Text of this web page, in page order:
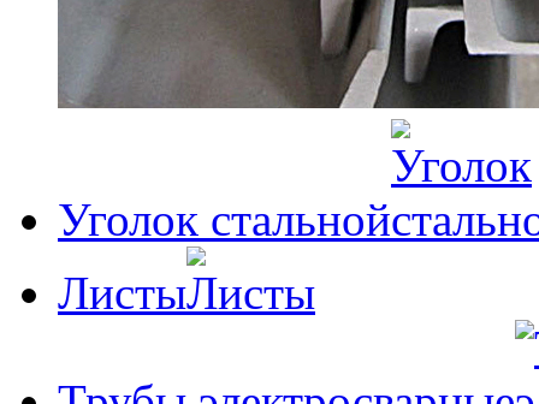
Уголок стальной
Листы